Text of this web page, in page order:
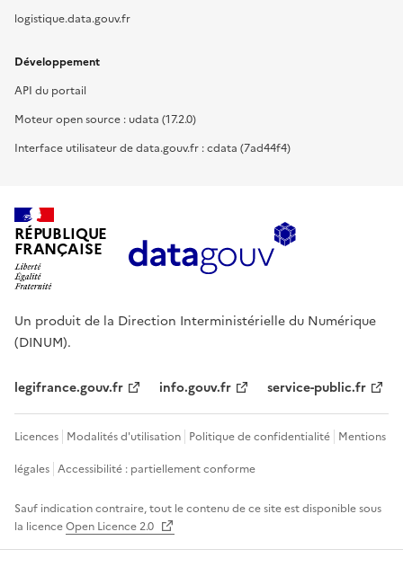
logistique.data.gouv.fr
Développement
API du portail
Moteur open source : udata (17.2.0)
Interface utilisateur de data.gouv.fr : cdata (7ad44f4)
RÉPUBLIQUE
FRANÇAISE
Un produit de la Direction Interministérielle du Numérique
(DINUM).
legifrance.gouv.fr info.gouv.fr service-public.fr
Licences Modalités d'utilisation Politique de confidentialité Mentions
légales Accessibilité : partiellement conforme
Sauf indication contraire, tout le contenu de ce site est disponible sous
la licenceOpen Licence 2.0